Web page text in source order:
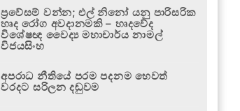
ප්‍රවේසම් වන්න; එල් නිනෝ යනු පාරිසරික
හෘද රෝග අවදානමකි – හෘදවේද
විශේෂඥ වෛද්‍ය මහාචාර්ය නාමල්
විජයසිංහ
අපරාධ නීතියේ පරම පදනම හෙවත්
වරදට සරිලන දඬුවම